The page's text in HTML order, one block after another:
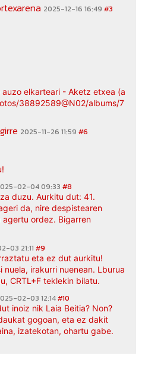
2025-12-16 16:49 #3
auzo elkarteari - Aketz etxea
38892589@N02/albums/
2025-11-26 11:59 #6
02-04 09:33 #8
duzu. Aurkitu dut: 41.
da, nire despistearen
agertu ordez. Bigarren
03 21:11 #9
eta ez dut aurkitu!
nuela, irakurri nuenean. Lburua
CRTL+F teklekin bilatu.
02-03 12:14#10
inoiz nik Laia Beitia? Non?
gogoan, eta ez dakit
izatekotan, ohartu gabe.